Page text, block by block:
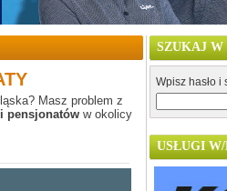
Masz problem z
pensjonatów w okolicy
SZUKAJ W
Wpisz hasło i
USŁUGI